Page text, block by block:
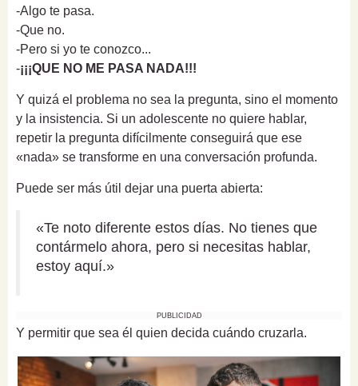
-Algo te pasa.
-Que no.
-Pero si yo te conozco...
-¡¡¡QUE NO ME PASA NADA!!!
Y quizá el problema no sea la pregunta, sino el momento
y la insistencia. Si un adolescente no quiere hablar,
repetir la pregunta difícilmente conseguirá que ese
«nada» se transforme en una conversación profunda.
Puede ser más útil dejar una puerta abierta:
«Te noto diferente estos días. No tienes que
contármelo ahora, pero si necesitas hablar,
estoy aquí.»
PUBLICIDAD
Y permitir que sea él quien decida cuándo cruzarla.